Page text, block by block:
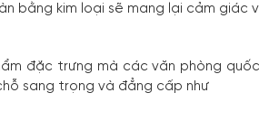
bằng kim loại sẽ mang lại cảm giác
đặc trưng mà các văn phòng
sang trọng và đẳng cấp như